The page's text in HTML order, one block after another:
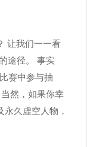
让我们一一看
途径。 事实
赛中参与抽
然，如果你幸
久虚空人物，